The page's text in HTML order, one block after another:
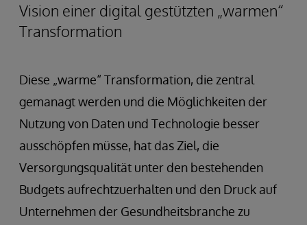
Vision einer digital gestützten „warmen“
Transformation
Diese „warme“ Transformation, die zentral
gemanagt werden und die Möglichkeiten der
Nutzung von Daten und Technologie besser
ausschöpfen müsse, hat das Ziel, die
Versorgungsqualität unter den bestehenden
Budgets aufrechtzuerhalten und den Druck auf
Unternehmen der Gesundheitsbranche zu